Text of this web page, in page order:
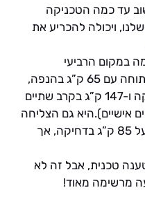
עד כמה הטכניקה
ויכולה להכריע את
במקום הרביעי
בקטגוריה הפתוחה עם 65 ק”ג בהנפה,
82 ק”ג בדחיקה ו-147 ק”ג בקרב שתיים
אישיים).היא גם הצליחה
בניסיון אחרון על 85 ק”ג בדחיקה, אך
טכנית, אבל זה לא
מרשימה מאוד!